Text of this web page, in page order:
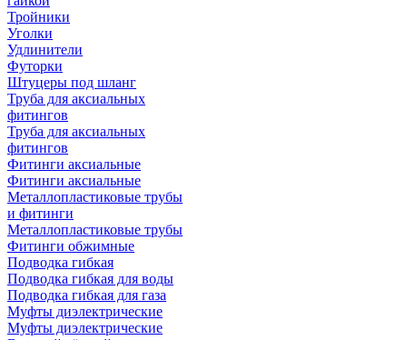
Тройники
Уголки
Удлинители
Футорки
Штуцеры под шланг
Труба для аксиальных
фитингов
Труба для аксиальных
фитингов
Фитинги аксиальные
Фитинги аксиальные
Металлопластиковые трубы
и фитинги
Металлопластиковые трубы
Фитинги обжимные
Подводка гибкая
Подводка гибкая для воды
Подводка гибкая для газа
Муфты диэлектрические
Муфты диэлектрические